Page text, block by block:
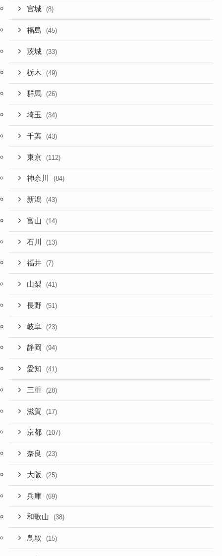
宮城 (8)
福島 (45)
茨城 (33)
栃木 (49)
群馬 (26)
埼玉 (34)
千葉 (43)
東京 (112)
神奈川 (84)
新潟 (43)
富山 (14)
石川 (13)
福井 (7)
山梨 (41)
長野 (51)
岐阜 (23)
静岡 (94)
愛知 (41)
三重 (28)
滋賀 (17)
京都 (107)
奈良 (23)
大阪 (25)
兵庫 (69)
和歌山 (38)
鳥取 (15)